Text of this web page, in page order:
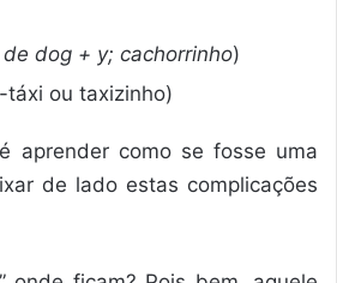
dog + y; cachorrinho)
ou taxizinho)
aprender como se fosse uma
de lado estas complicações